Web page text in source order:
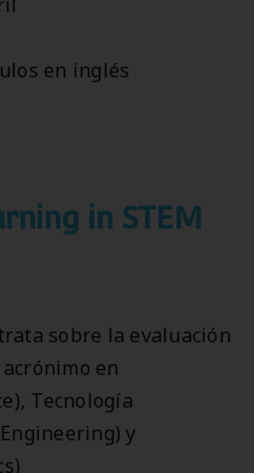
en inglés
in STEM
sobre la evaluación
en
Tecnología
y